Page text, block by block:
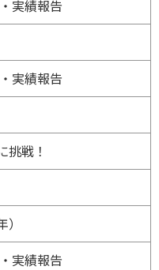
実績報告
実績報告
挑戦！
実績報告